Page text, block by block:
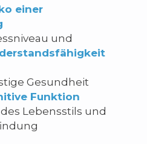
einer
und
Gesundheit
Funktion
Lebensstils und